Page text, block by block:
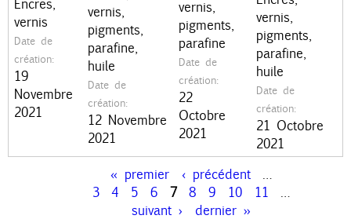
r
i
n
c
i
p
a
Encres,
vernis
Date de
création:
19
Novembre
2021
vernis,
pigments,
parafine,
huile
Date de
création:
12 Novembre
2021
vernis,
pigments,
parafine
Date de
création:
22
Octobre
2021
vernis,
pigments,
parafine,
huile
Date de
création:
21 Octobre
2021
« premier ‹ précédent
3
4 5 6 7 8 9 10 11
suivant ›
dernier »